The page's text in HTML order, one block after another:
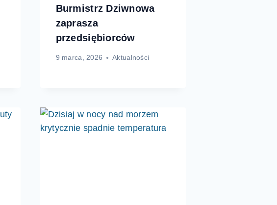
Burmistrz Dziwnowa
zaprasza
przedsiębiorców
9 marca, 2026 Aktualności